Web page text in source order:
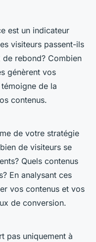
est un indicateur
visiteurs passent-ils
de rebond? Combien
génèrent vos
de la
contenus.
de votre stratégie
de visiteurs se
Quels contenus
En analysant ces
vos contenus et vos
de conversion.
pas uniquement à